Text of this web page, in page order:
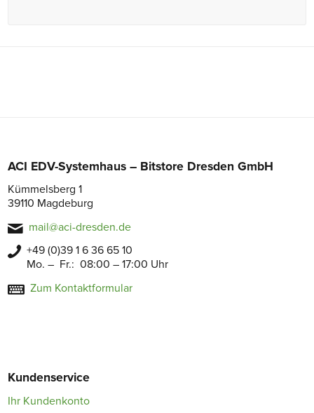
ACI EDV-Systemhaus – Bitstore Dresden GmbH
Kümmelsberg 1
39110 Magdeburg
mail@aci-dresden.de
+49 (0)39 1 6 36 65 10
Mo. – Fr.: 08:00 – 17:00 Uhr
Zum Kontaktformular
Kundenservice
Ihr Kundenkonto